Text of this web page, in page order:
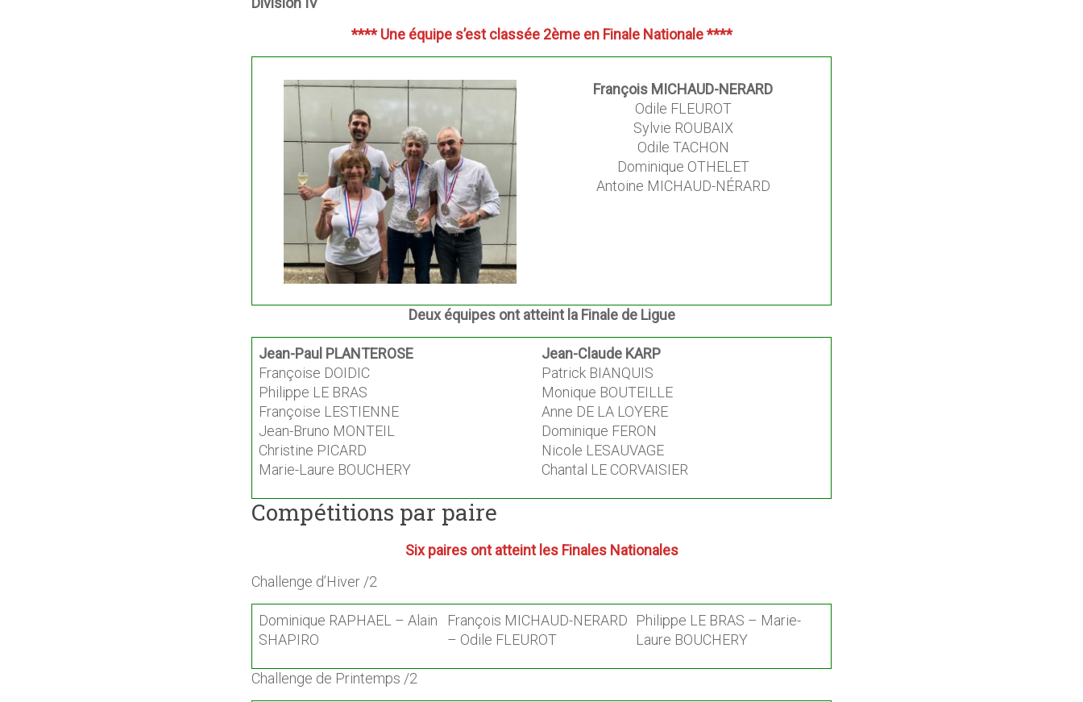
**** Une équipe s’est classée 2ème en Finale Nationale ****
François MICHAUD-NERARD
Odile FLEUROT
Sylvie ROUBAIX
Odile TACHON
Dominique OTHELET
Antoine MICHAUD-NÉRARD
Deux équipes ont atteint la Finale de Ligue
Jean-Paul PLANTEROSE
Françoise DOIDIC
Philippe LE BRAS
Françoise LESTIENNE
Jean-Bruno MONTEIL
Christine PICARD
Marie-Laure BOUCHERY
Jean-Claude KARP
Patrick BIANQUIS
Monique BOUTEILLE
Anne DE LA LOYERE
Dominique FERON
Nicole LESAUVAGE
Chantal LE CORVAISIER
Compétitions par paire
Six paires ont atteint les Finales Nationales
Challenge d’Hiver /2
Dominique RAPHAEL – Alain
SHAPIRO
François MICHAUD-NERARD
– Odile FLEUROT
Philippe LE BRAS – Marie-
Laure BOUCHERY
Challenge de Printemps /2